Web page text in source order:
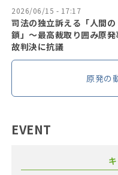
2026/06/15 - 17:17
司法の独立訴える「人間の
鎖」〜最高裁取り囲み原発
故判決に抗議
原発の
EVENT